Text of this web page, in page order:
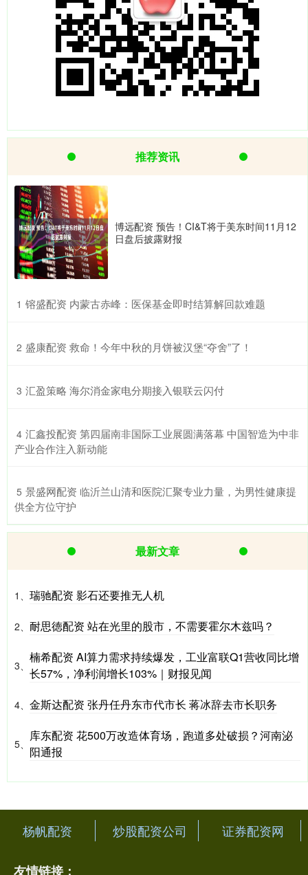
推荐资讯
博远配资 预告！CI&T将于美东时间11月12
日盘后披露财报
1 ​镕盛配资 内蒙古赤峰：医保基金即时结算解回款难题
2 ​盛康配资 救命！今年中秋的月饼被汉堡“夺舍”了！
3 ​汇盈策略 海尔消金家电分期接入银联云闪付
4 ​汇鑫投配资 第四届南非国际工业展圆满落幕 中国智造为中非
产业合作注入新动能
5 ​景盛网配资 临沂兰山清和医院汇聚专业力量，为男性健康提
供全方位守护
最新文章
1、 瑞驰配资 影石还要推无人机
2、 耐思徳配资 站在光里的股市，不需要霍尔木兹吗？
3、
楠希配资 AI算力需求持续爆发，工业富联Q1营收同比增
长57%，净利润增长103%｜财报见闻
4、 金斯达配资 张丹任丹东市代市长 蒋冰辞去市长职务
5、
库东配资 花500万改造体育场，跑道多处破损？河南泌
阳通报
杨帆配资 炒股配资公司 证券配资网
友情链接：